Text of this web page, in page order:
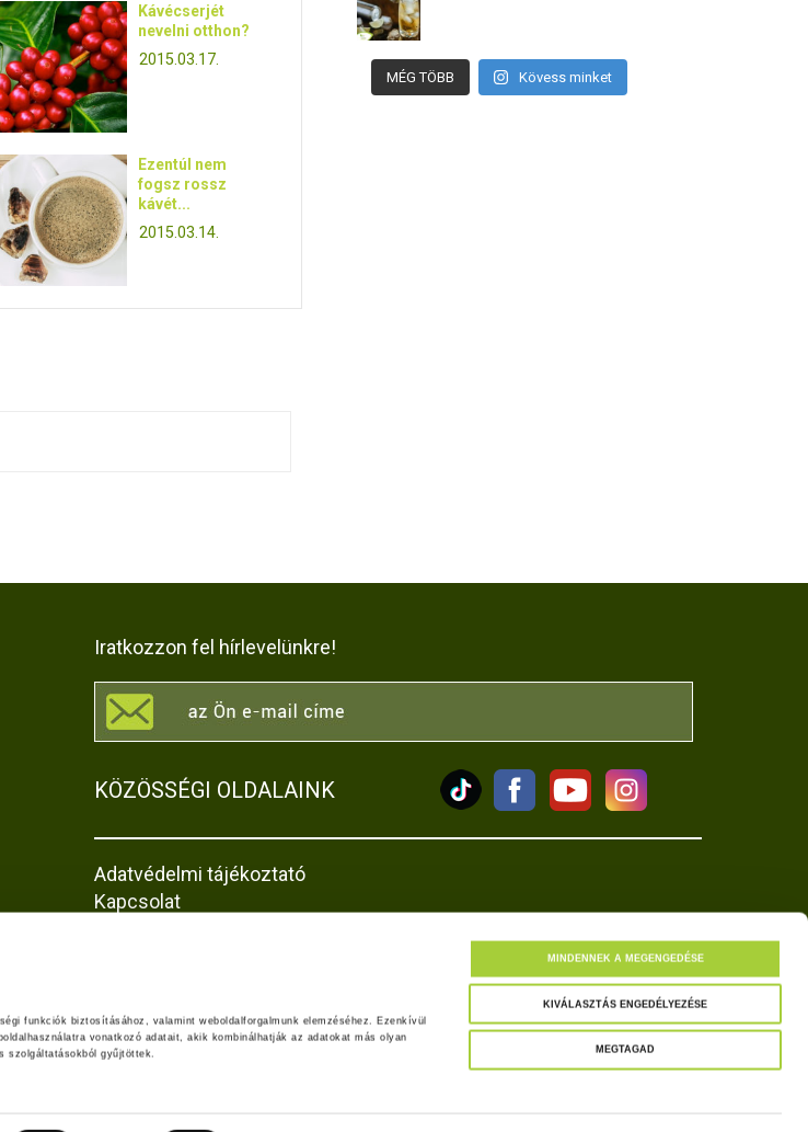
funkciók biztosításához, valamint weboldalforgalmunk elemzéséhez. Ezenkívül
vonatkozó adatait, akik kombinálhatják az adatokat más olyan
szolgáltatásokból gyűjtöttek.
MINDENNEK A MEGENGEDÉSE
KIVÁLASZTÁS ENGEDÉLYEZÉSE
MEGTAGAD
Kávécserjét
nevelni otthon?
2015.03.17.
Ezentúl nem
fogsz rossz
kávét...
2015.03.14.
MÉG TÖBB Kövess minket
Iratkozzon fel hírlevelünkre!
KÖZÖSSÉGI OLDALAINK
Adatvédelmi tájékoztató
Kapcsolat